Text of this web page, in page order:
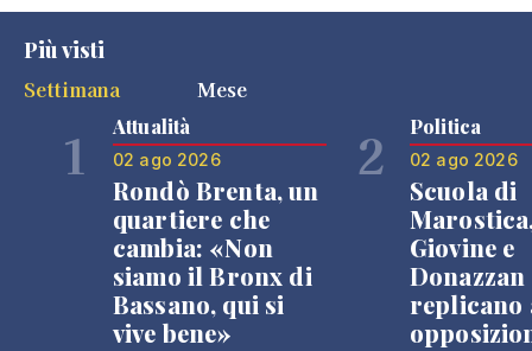
Più visti
Settimana
Mese
1 Attualità
02 ago 2026
Rondò Brenta, un
quartiere che
cambia: «Non
siamo il Bronx di
Bassano, qui si
vive bene»
2 Politica
02 ago 2026
Scuola di
Giovine e
Donazzan
replicano